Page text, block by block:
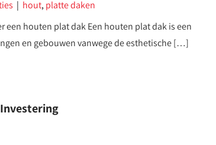
| hout, platte daken
een houten plat dak Een houten plat dak is een
en gebouwen vanwege de esthetische […]